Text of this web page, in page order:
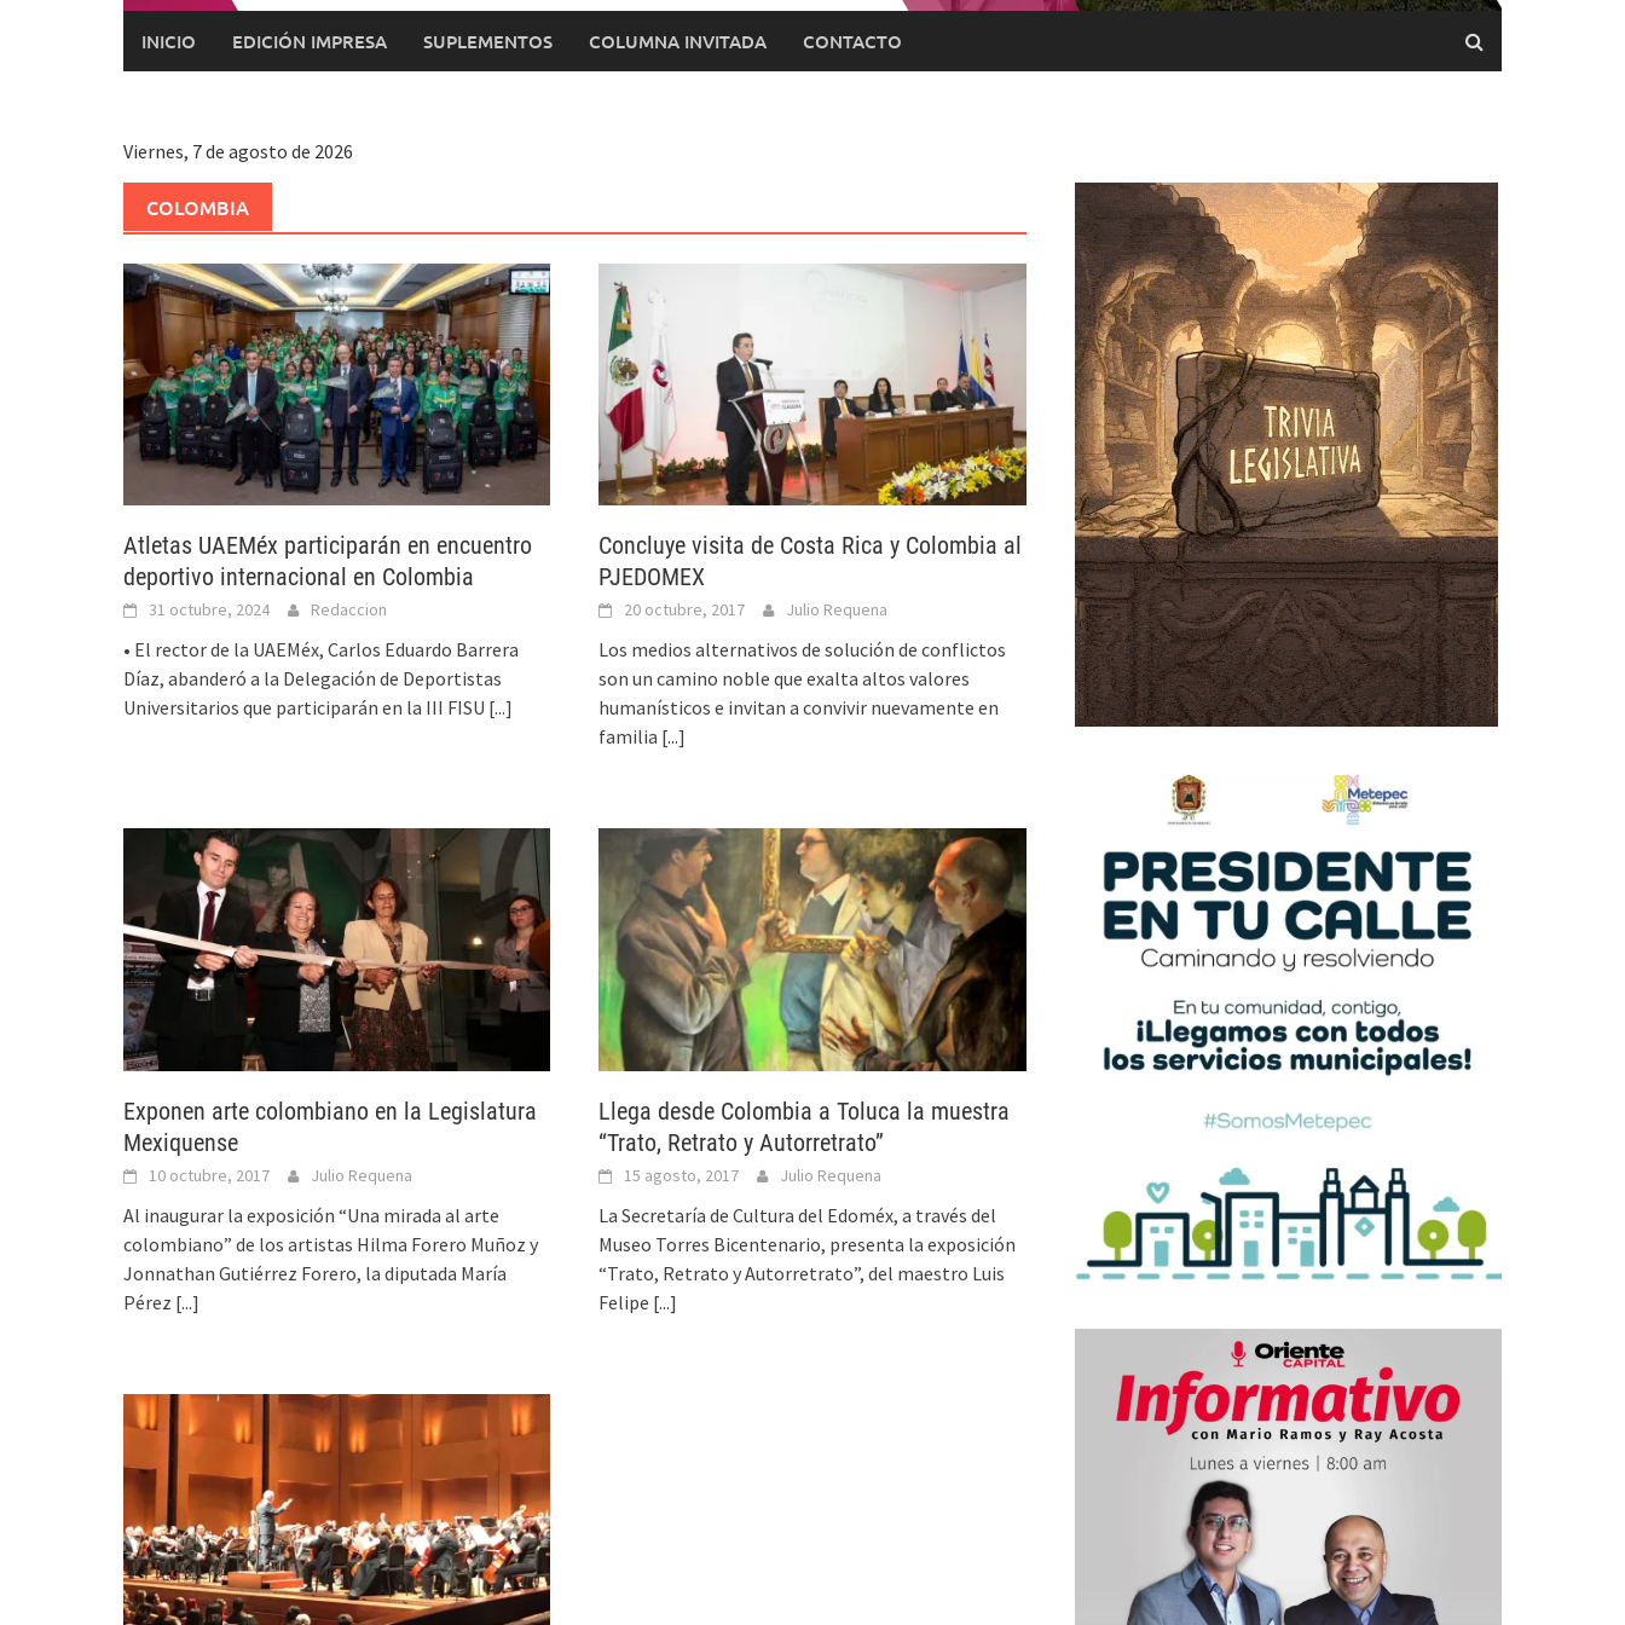
INICIO EDICIÓN IMPRESA SUPLEMENTOS COLUMNA INVITADA CONTACTO
Viernes, 7 de agosto de 2026
COLOMBIA
Atletas UAEMéx participarán en encuentro
deportivo internacional en Colombia
31 octubre, 2024 Redaccion
• El rector de la UAEMéx, Carlos Eduardo Barrera
Díaz, abanderó a la Delegación de Deportistas
Universitarios que participarán en la III FISU [...]
Concluye visita de Costa Rica y Colombia al
PJEDOMEX
20 octubre, 2017 Julio Requena
Los medios alternativos de solución de conflictos
son un camino noble que exalta altos valores
humanísticos e invitan a convivir nuevamente en
familia [...]
Exponen arte colombiano en la Legislatura
Mexiquense
10 octubre, 2017 Julio Requena
Al inaugurar la exposición “Una mirada al arte
colombiano” de los artistas Hilma Forero Muñoz y
Jonnathan Gutiérrez Forero, la diputada María
Pérez [...]
Llega desde Colombia a Toluca la muestra
“Trato, Retrato y Autorretrato”
15 agosto, 2017 Julio Requena
La Secretaría de Cultura del Edoméx, a través del
Museo Torres Bicentenario, presenta la exposición
“Trato, Retrato y Autorretrato”, del maestro Luis
Felipe [...]